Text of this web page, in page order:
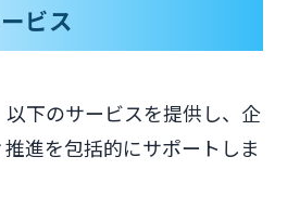
ビス
以下のサービスを提供し、企
進を包括的にサポートしま